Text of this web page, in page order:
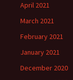
April 2021
March 2021
February 2021
January 2021
December 2020